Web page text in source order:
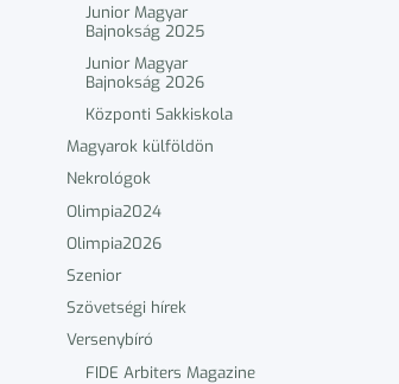
Junior Magyar
Bajnokság 2025
Junior Magyar
Bajnokság 2026
Központi Sakkiskola
Magyarok külföldön
Nekrológok
Olimpia2024
Olimpia2026
Szenior
Szövetségi hírek
Versenybíró
FIDE Arbiters Magazine